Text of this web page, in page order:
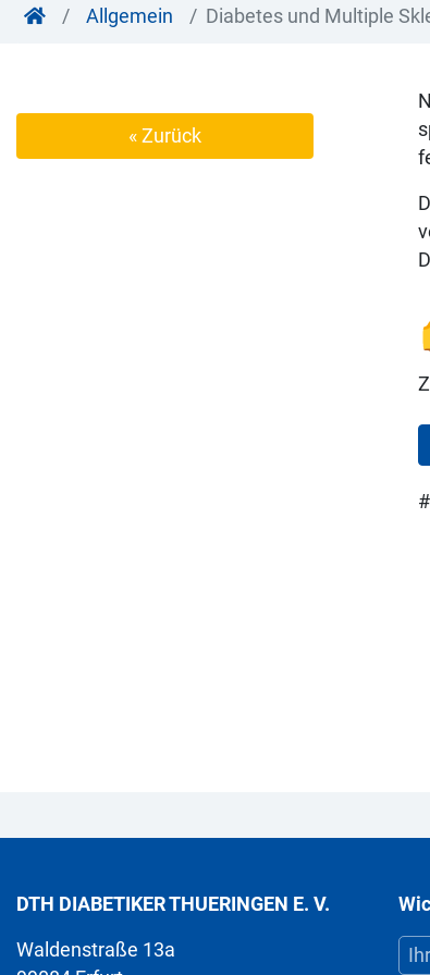
Allgemein Diabetes und Multiple
« Zurück
DTH DIABETIKER THUERINGEN E. V.
Waldenstraße 13a